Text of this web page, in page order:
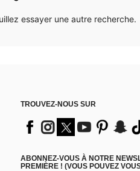
essayer une autre recherche.
TROUVEZ-NOUS SUR
ABONNEZ-VOUS À NOTRE
PREMIÈRE ! (VOUS POUVEZ